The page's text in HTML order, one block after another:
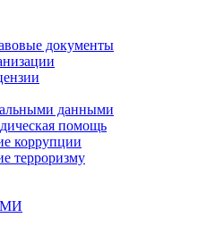
документы
данными
помощь
коррупции
терроризму